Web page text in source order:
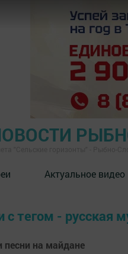
Актуальное видео
с тегом - русская
песни на майдане